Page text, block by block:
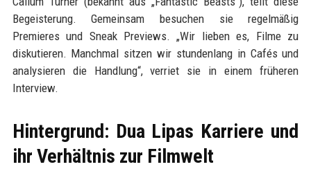
Begeisterung. Gemeinsam besuchen sie regelmäßig
Premieres und Sneak Previews. „Wir lieben es, Filme zu
diskutieren. Manchmal sitzen wir stundenlang in Cafés und
analysieren die Handlung“, verriet sie in einem früheren
Interview.
Hintergrund: Dua Lipas Karriere und
ihr Verhältnis zur Filmwelt